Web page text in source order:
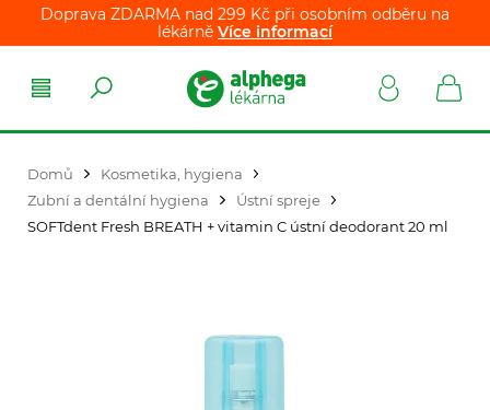
Doprava ZDARMA nad 299 Kč při osobním odběru na
lékárně Více informací
Domů
Kosmetika, hygiena
Zubní a dentální hygiena
Ústní spreje
SOFTdent Fresh BREATH + vitamin C ústní deodorant 20 ml